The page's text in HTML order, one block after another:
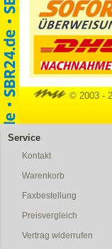
© 2003 -
Service
Kontakt
Warenkorb
Faxbestellung
Preisvergleich
Vertrag widerrufen